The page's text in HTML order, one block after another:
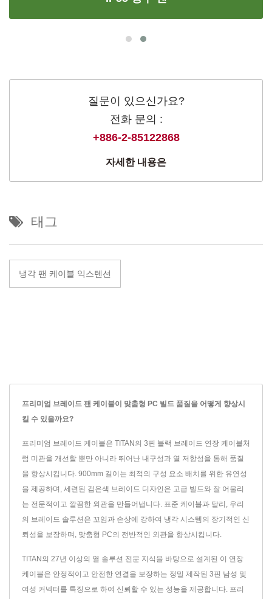
질문이 있으신가요?
전화 문의 :
+886-2-85122868
자세한 내용은
태그
냉각 팬 케이블 익스텐션
프리미엄 브레이드 팬 케이블이 맞춤형 PC 빌드 품질을 어떻게 향상시
킬 수 있을까요?
프리미엄 브레이드 케이블은 TITAN의 3핀 블랙 브레이드 연장 케이블처
럼 미관을 개선할 뿐만 아니라 뛰어난 내구성과 열 저항성을 통해 품질
을 향상시킵니다. 900mm 길이는 최적의 구성 요소 배치를 위한 유연성
을 제공하며, 세련된 검은색 브레이드 디자인은 고급 빌드와 잘 어울리
는 전문적이고 깔끔한 외관을 만들어냅니다. 표준 케이블과 달리, 우리
의 브레이드 솔루션은 꼬임과 손상에 강하여 냉각 시스템의 장기적인 신
뢰성을 보장하며, 맞춤형 PC의 전반적인 외관을 향상시킵니다.
TITAN의 27년 이상의 열 솔루션 전문 지식을 바탕으로 설계된 이 연장
케이블은 안정적이고 안전한 연결을 보장하는 정밀 제작된 3핀 남성 및
여성 커넥터를 특징으로 하여 신뢰할 수 있는 성능을 제공합니다. 프리